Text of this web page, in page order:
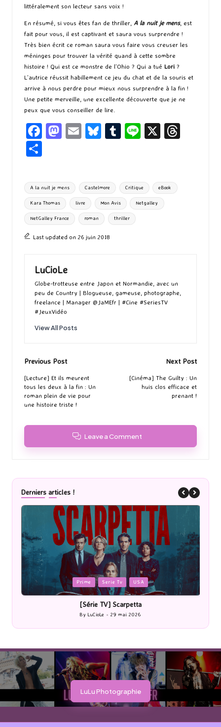
littéralement son lecteur sans voix !
En résumé, si vous êtes fan de thriller, A la nuit je mens, est
fait pour vous, il est captivant et saura vous surprendre !
Très bien écrit ce roman saura vous faire vous creuser les
méninges pour trouver la vérité quand à cette sombre
histoire ! Qui est ce monstre de l’Ohio ? Qui a tué Lori ?
L’autrice réussit habillement ce jeu du chat et de la souris et
arrive à nous perdre pour mieux nous surprendre à la fin !
Une petite merveille, une excellente découverte que je ne
peux que vous conseiller de lire.
Fa
o
o
k
M
d
o
n
E
l
Bl
ky
T
bl
r
Li X
ta
g
er
Tags:
A la nuit je mens Castelmore Critique eBook
Kara Thomas livre Mon Avis Netgalley
NetGalley France roman thriller
Last updated on 26 juin 2018
LuCioLe
Globe-trotteuse entre Japon et Normandie, avec un
peu de Country | Blogueuse, gameuse, photographe,
freelance | Manager @JaMEfr | #Cine #SeriesTV
#JeuxVidéo
View All Posts
Post
navigation
Previous Post
[Lecture] Et ils meurent
tous les deux à la fin : Un
roman plein de vie pour
une histoire triste !
Next Post
[Cinéma] The Guilty : Un
huis clos efficace et
prenant !
Leave a Comment
Derniers articles !
Posted
in
Prime Serie Tv USA
[Série TV] Scarpetta
Posted
by
By LuCioLe 29 mai 2026
LuLu Photographie